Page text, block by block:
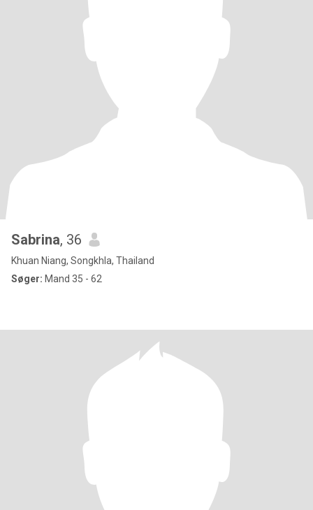
Sabrina, 36
Khuan Niang, Songkhla, Thailand
Søger: Mand 35 - 62